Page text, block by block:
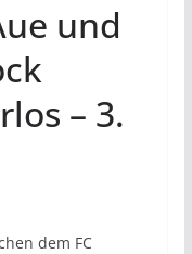
und
– 3.
dem FC